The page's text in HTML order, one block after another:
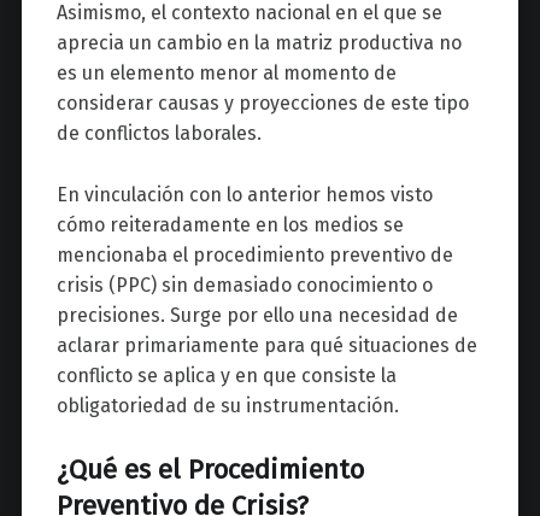
Asimismo, el contexto nacional en el que se
aprecia un cambio en la matriz productiva no
es un elemento menor al momento de
considerar causas y proyecciones de este tipo
de conflictos laborales.
En vinculación con lo anterior hemos visto
cómo reiteradamente en los medios se
mencionaba el procedimiento preventivo de
crisis (PPC) sin demasiado conocimiento o
precisiones. Surge por ello una necesidad de
aclarar primariamente para qué situaciones de
conflicto se aplica y en que consiste la
obligatoriedad de su instrumentación.
¿Qué es el Procedimiento
Preventivo de Crisis?